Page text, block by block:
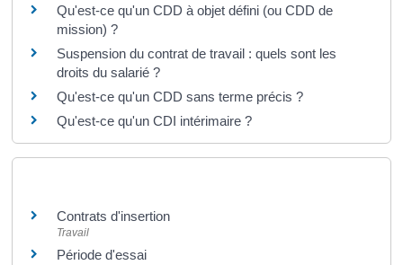
Qu'est-ce qu'un CDD à objet défini (ou CDD de
mission) ?
Suspension du contrat de travail : quels sont les
droits du salarié ?
Qu'est-ce qu'un CDD sans terme précis ?
Qu'est-ce qu'un CDI intérimaire ?
Contrats d'insertion
Travail
Période d'essai